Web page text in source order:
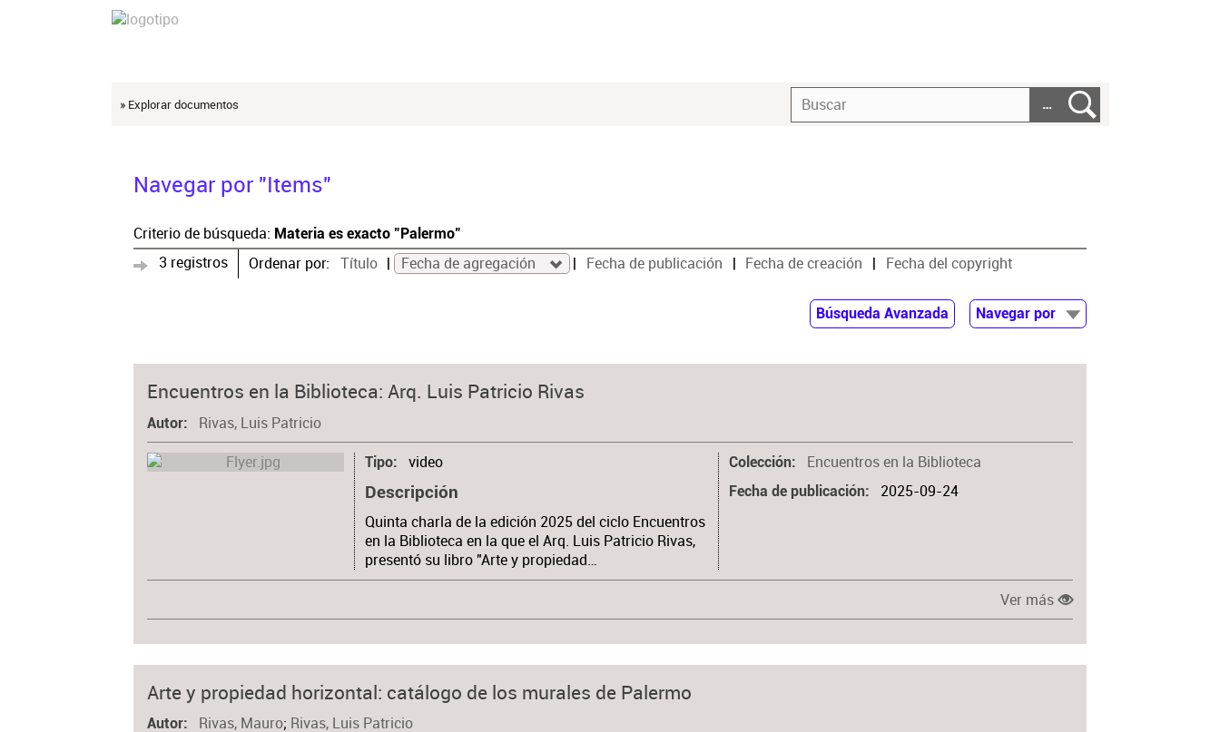
» Explorar documentos …
Navegar por "Items"
Criterio de búsqueda: Materia es exacto "Palermo"
3 registros Ordenar por: Título Fecha de agregación Fecha de publicación Fecha de creación Fecha del copyright
Búsqueda Avanzada
Navegar por
Encuentros en la Biblioteca: Arq. Luis Patricio Rivas
Autor Rivas, Luis Patricio
Tipo video
Descripción
Quinta charla de la edición 2025 del ciclo Encuentros
en la Biblioteca en la que el Arq. Luis Patricio Rivas,
presentó su libro "Arte y propiedad…
Colección Encuentros en la Biblioteca
Fecha de publicación 2025-09-24
Ver más
Arte y propiedad horizontal: catálogo de los murales de Palermo
Autor Rivas, Mauro; Rivas, Luis Patricio